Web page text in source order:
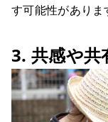
す可能性がありま
3. 共感や共